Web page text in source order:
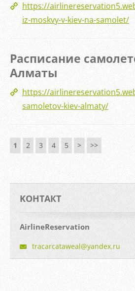
https://
iz-moskvy-v-kiev-na-samolet/
Расписание
Алматы
https://
samoletov-kiev-almaty/
1 2 3 4 5 > >>
KOНТАКТ
AirlineReservation
tracarcataweal@yandex.ru